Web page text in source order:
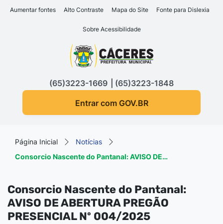
Seção de atalhos e links
Ir para o conteúdo [alt+1]
Ir para o rodapé [alt+4]
Aumentar fontes Alto Contraste Mapa do Site Fonte para Dislexia
Sobre Acessibilidade
Seção do menu principal
(65)3223-1669
(65)3223-1848
Entrar com GOV.BR
Página Inicial
Notícias
Consorcio Nascente do Pantanal: AVISO DE…
Consorcio Nascente do Pantanal:
AVISO DE ABERTURA PREGÃO
PRESENCIAL Nº 004/2025